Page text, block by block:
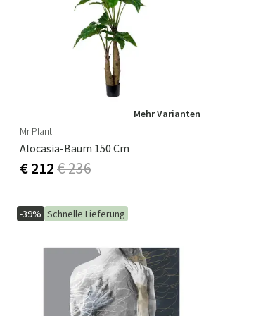
Gartengeräte
Flurmöbel
Mehr Varianten
Mr Plant
Alocasia-Baum 150 Cm
€ 212€ 236
-39% Schnelle Lieferung